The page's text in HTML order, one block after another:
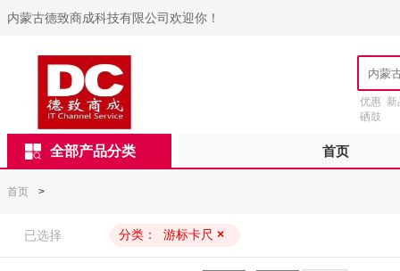
内蒙古德致商成科技有限公司欢迎你！
优惠 新
硒鼓
全部产品分类 首页
首页 >
已选择 分类： 游标卡尺 ×